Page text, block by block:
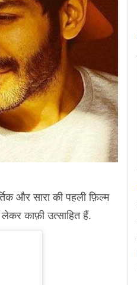
और सारा की पहली फ़िल्म
काफ़ी उत्साहित हैं.